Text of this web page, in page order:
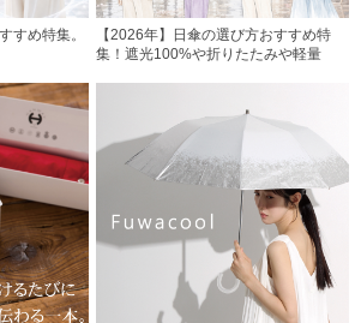
すめ特集。
【2026年】日傘の選び方おすすめ特
集！遮光100%や折りたたみや軽量